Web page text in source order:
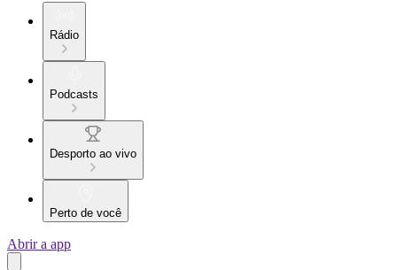
Rádio
Podcasts
Desporto ao vivo
Perto de você
Abrir a app